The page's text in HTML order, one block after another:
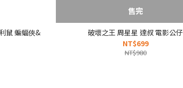
鼠 蝙蝠俠&
售完
破壞之王 周星星 達叔 電影公仔
NT$699
NT$980